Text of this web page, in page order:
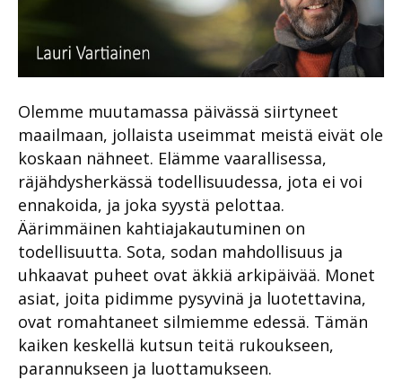
Olemme muutamassa päivässä siirtyneet
maailmaan, jollaista useimmat meistä eivät ole
koskaan nähneet. Elämme vaarallisessa,
räjähdysherkässä todellisuudessa, jota ei voi
ennakoida, ja joka syystä pelottaa.
Äärimmäinen kahtiajakautuminen on
todellisuutta. Sota, sodan mahdollisuus ja
uhkaavat puheet ovat äkkiä arkipäivää. Monet
asiat, joita pidimme pysyvinä ja luotettavina,
ovat romahtaneet silmiemme edessä. Tämän
kaiken keskellä kutsun teitä rukoukseen,
parannukseen ja luottamukseen.